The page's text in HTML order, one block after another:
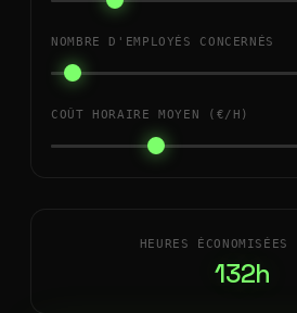
NOMBRE D'EMPLOYÉS CONCERNÉS
COÛT HORAIRE MOYEN (€/H)
HEURES
132h